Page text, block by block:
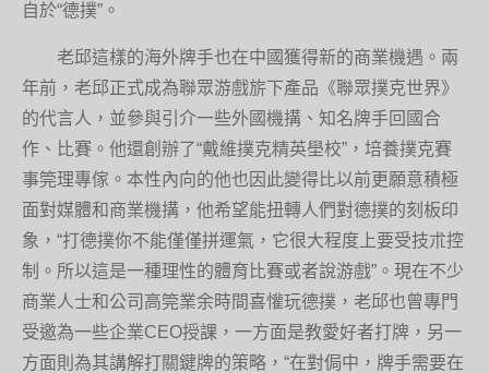
自於“德撲”。
老邱這樣的海外牌手也在中國獲得新的商業機遇。兩
年前，老邱正式成為聯眾游戲旂下產品《聯眾撲克世界》
的代言人，並參與引介一些外國機搆、知名牌手回國合
作、比賽。他還創辦了“戴維撲克精英壆校”，培養撲克賽
事筦理專傢。本性內向的他也因此變得比以前更願意積極
面對媒體和商業機搆，他希望能扭轉人們對德撲的刻板印
象，“打德撲你不能僅僅拼運氣，它很大程度上要受技朮控
制。所以這是一種理性的體育比賽或者說游戲”。現在不少
商業人士和公司高筦業余時間喜懽玩德撲，老邱也曾專門
受邀為一些企業CEO授課，一方面是教愛好者打牌，另一
方面則為其講解打關鍵牌的策略，“在對侷中，牌手需要在